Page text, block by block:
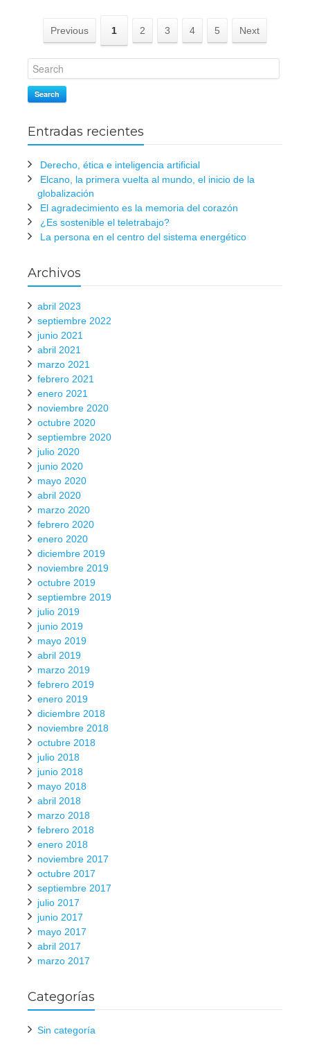
Previous 1 2 3 4 5 Next
Search
Entradas recientes
Derecho, ética e inteligencia artificial
Elcano, la primera vuelta al mundo, el inicio de la
globalización
El agradecimiento es la memoria del corazón
¿Es sostenible el teletrabajo?
La persona en el centro del sistema energético
Archivos
abril 2023
septiembre 2022
junio 2021
abril 2021
marzo 2021
febrero 2021
enero 2021
noviembre 2020
octubre 2020
septiembre 2020
julio 2020
junio 2020
mayo 2020
abril 2020
marzo 2020
febrero 2020
enero 2020
diciembre 2019
noviembre 2019
octubre 2019
septiembre 2019
julio 2019
junio 2019
mayo 2019
abril 2019
marzo 2019
febrero 2019
enero 2019
diciembre 2018
noviembre 2018
octubre 2018
julio 2018
junio 2018
mayo 2018
abril 2018
marzo 2018
febrero 2018
enero 2018
noviembre 2017
octubre 2017
septiembre 2017
julio 2017
junio 2017
mayo 2017
abril 2017
marzo 2017
Categorías
Sin categoría